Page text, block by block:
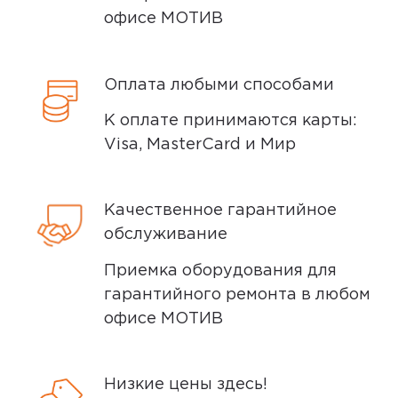
01 мая 2025, 05:00
светодиодную подсветку для
звёзды
0
1 звёзда 0
офисе МОТИВ
Оплата любыми способами
К оплате принимаются карты:
Visa, MasterCard и Мир
Качественное гарантийное
обслуживание
Приемка оборудования для
гарантийного ремонта в любом
офисе МОТИВ
Низкие цены здесь!